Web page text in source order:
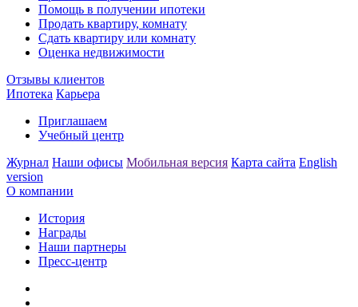
Помощь в получении ипотеки
Продать квартиру, комнату
Сдать квартиру или комнату
Оценка недвижимости
Отзывы клиентов
Ипотека Карьера
Приглашаем
Учебный центр
Журнал Наши офисы Мобильная версия Карта сайта English
version
О компании
История
Награды
Наши партнеры
Пресс-центр